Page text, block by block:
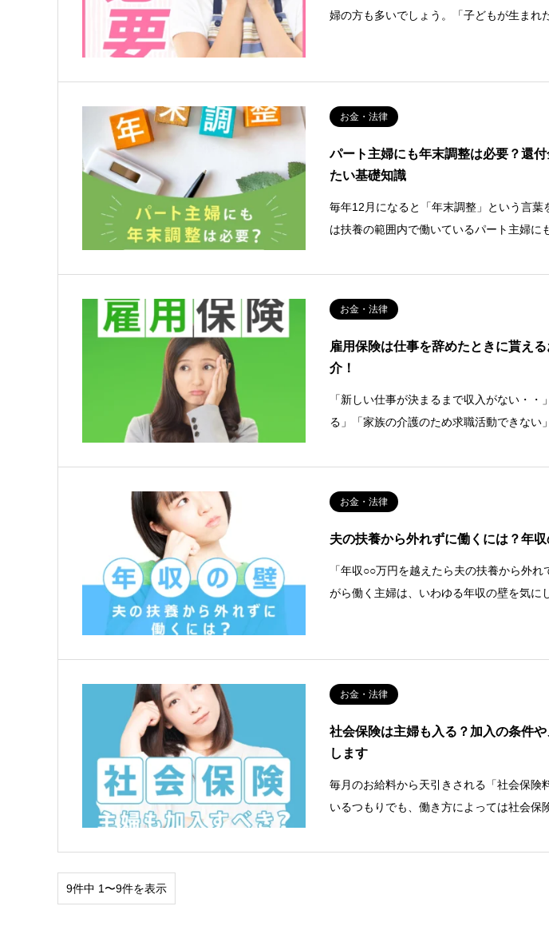
婦の方も多いでしょう。「子どもが生まれ
お金・法律
パート主婦にも年末調整は必要？還
たい基礎知識
毎年12月になると「年末調整」という言葉
は扶養の範囲内で働いているパート主婦に
お金・法律
雇用保険は仕事を辞めたときに貰え
介！
「新しい仕事が決まるまで収入がない・
る」「家族の介護のため求職活動できない
お金・法律
夫の扶養から外れずに働くには？年
「年収○○万円を越えたら夫の扶養から外
がら働く主婦は、いわゆる年収の壁を気に
お金・法律
社会保険は主婦も入る？加入の条件
します
毎月のお給料から天引きされる「社会保険
いるつもりでも、働き方によっては社会保
9件中 1〜9件を表示